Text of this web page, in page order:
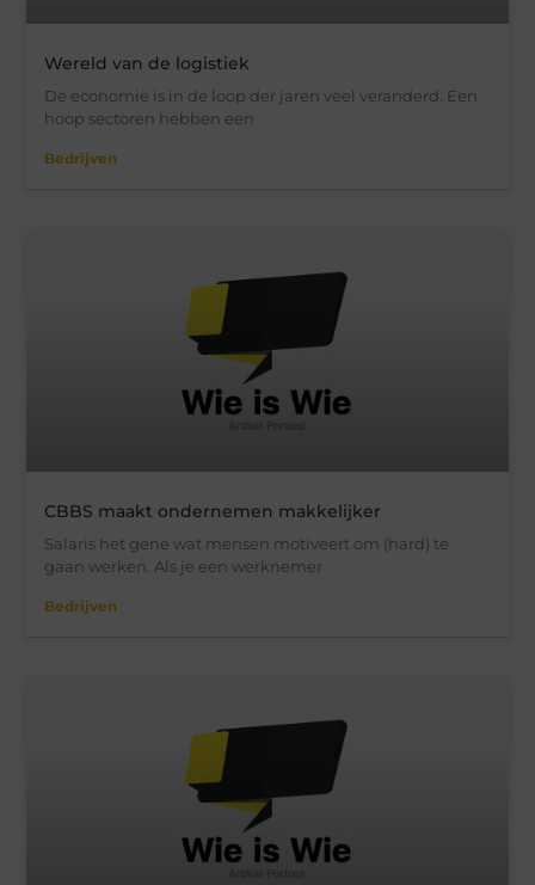
Wereld van de logistiek
De economie is in de loop der jaren veel veranderd. Een
hoop sectoren hebben een
Bedrijven
CBBS maakt ondernemen makkelijker
Salaris het gene wat mensen motiveert om (hard) te
gaan werken. Als je een werknemer
Bedrijven